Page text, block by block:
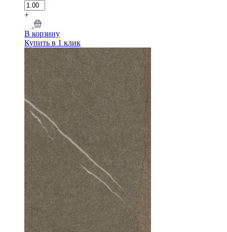
+
В корзину
Купить в 1 клик